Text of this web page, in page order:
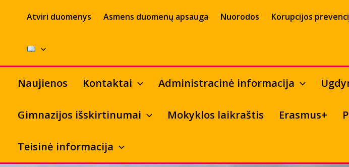
Atviri duomenys Asmens duomenų apsauga Nuorodos Korupcijos
Naujienos Kontaktai Administracinė informacija
Gimnazijos išskirtinumai Mokyklos laikraštis Erasmus+
Teisinė informacija